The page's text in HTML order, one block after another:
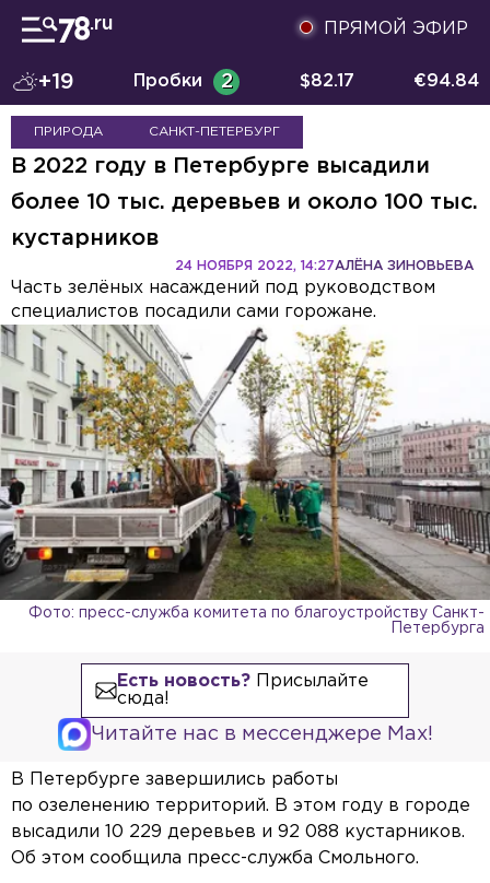
ПРЯМОЙ ЭФИР
+19 Пробки 2 $82.17 €94.84
ПРИРОДА САНКТ-ПЕТЕРБУРГ
В 2022 году в Петербурге высадили
более 10 тыс. деревьев и около 100 тыс.
кустарников
АЛЁНА ЗИНОВЬЕВА
24 НОЯБРЯ 2022, 14:27
Часть зелёных насаждений под руководством
специалистов посадили сами горожане.
Фото: пресс-служба комитета по благоустройству Санкт-
Петербурга
Есть новость?Присылайте
сюда!
Читайте нас в мессенджере Max!
В Петербурге завершились работы
по озеленению территорий. В этом году в городе
высадили 10 229 деревьев и 92 088 кустарников.
Об этом сообщила пресс-служба Смольного.